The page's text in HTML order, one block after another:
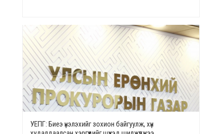
УЕПГ: Биеэ үнэлэхийг зохион байгуулж, хүн